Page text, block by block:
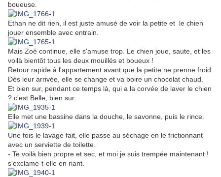
boueuse.
Ethan ne dit rien, il est juste amusé de voir la petite et le chien
jouer ensemble avec entrain.
Mais Zoé continue, elle s'amuse trop. Le chien joue, saute, et les
voilà bientôt tous les deux mouillés et boueux !
Retour rapide à l'appartement avant que la petite ne prenne froid.
Dès leur arrivée, elle se change et va boire un chocolat chaud.
Et bien sur, pendant ce temps là, qui a la corvée de laver le chien
? c'est Belle, bien sur.
Elle met une bassine dans la douche, le savonne, puis le rince.
Une fois le lavage fait, elle passe au séchage en le frictionnant
avec un serviette de toilette.
- Te voilà bien propre et sec, et moi je suis trempée maintenant !
s'exclame-t-elle en riant.